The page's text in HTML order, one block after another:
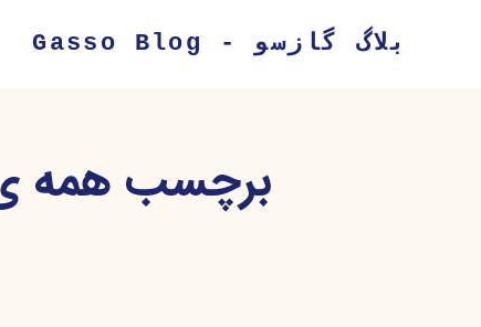
بلاگ گازسو - Gasso Blog
برچسب همه